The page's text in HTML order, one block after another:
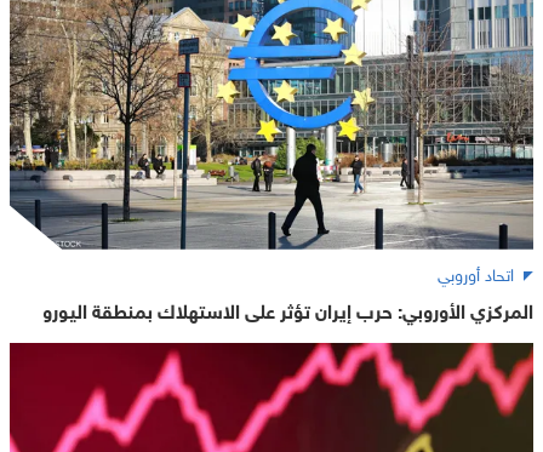
اتحاد أوروبي
المركزي الأوروبي: حرب إيران تؤثر على الاستهلاك بمنطقة اليورو